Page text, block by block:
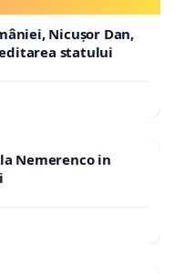
Nicușor Dan,
statului
Nemerenco in